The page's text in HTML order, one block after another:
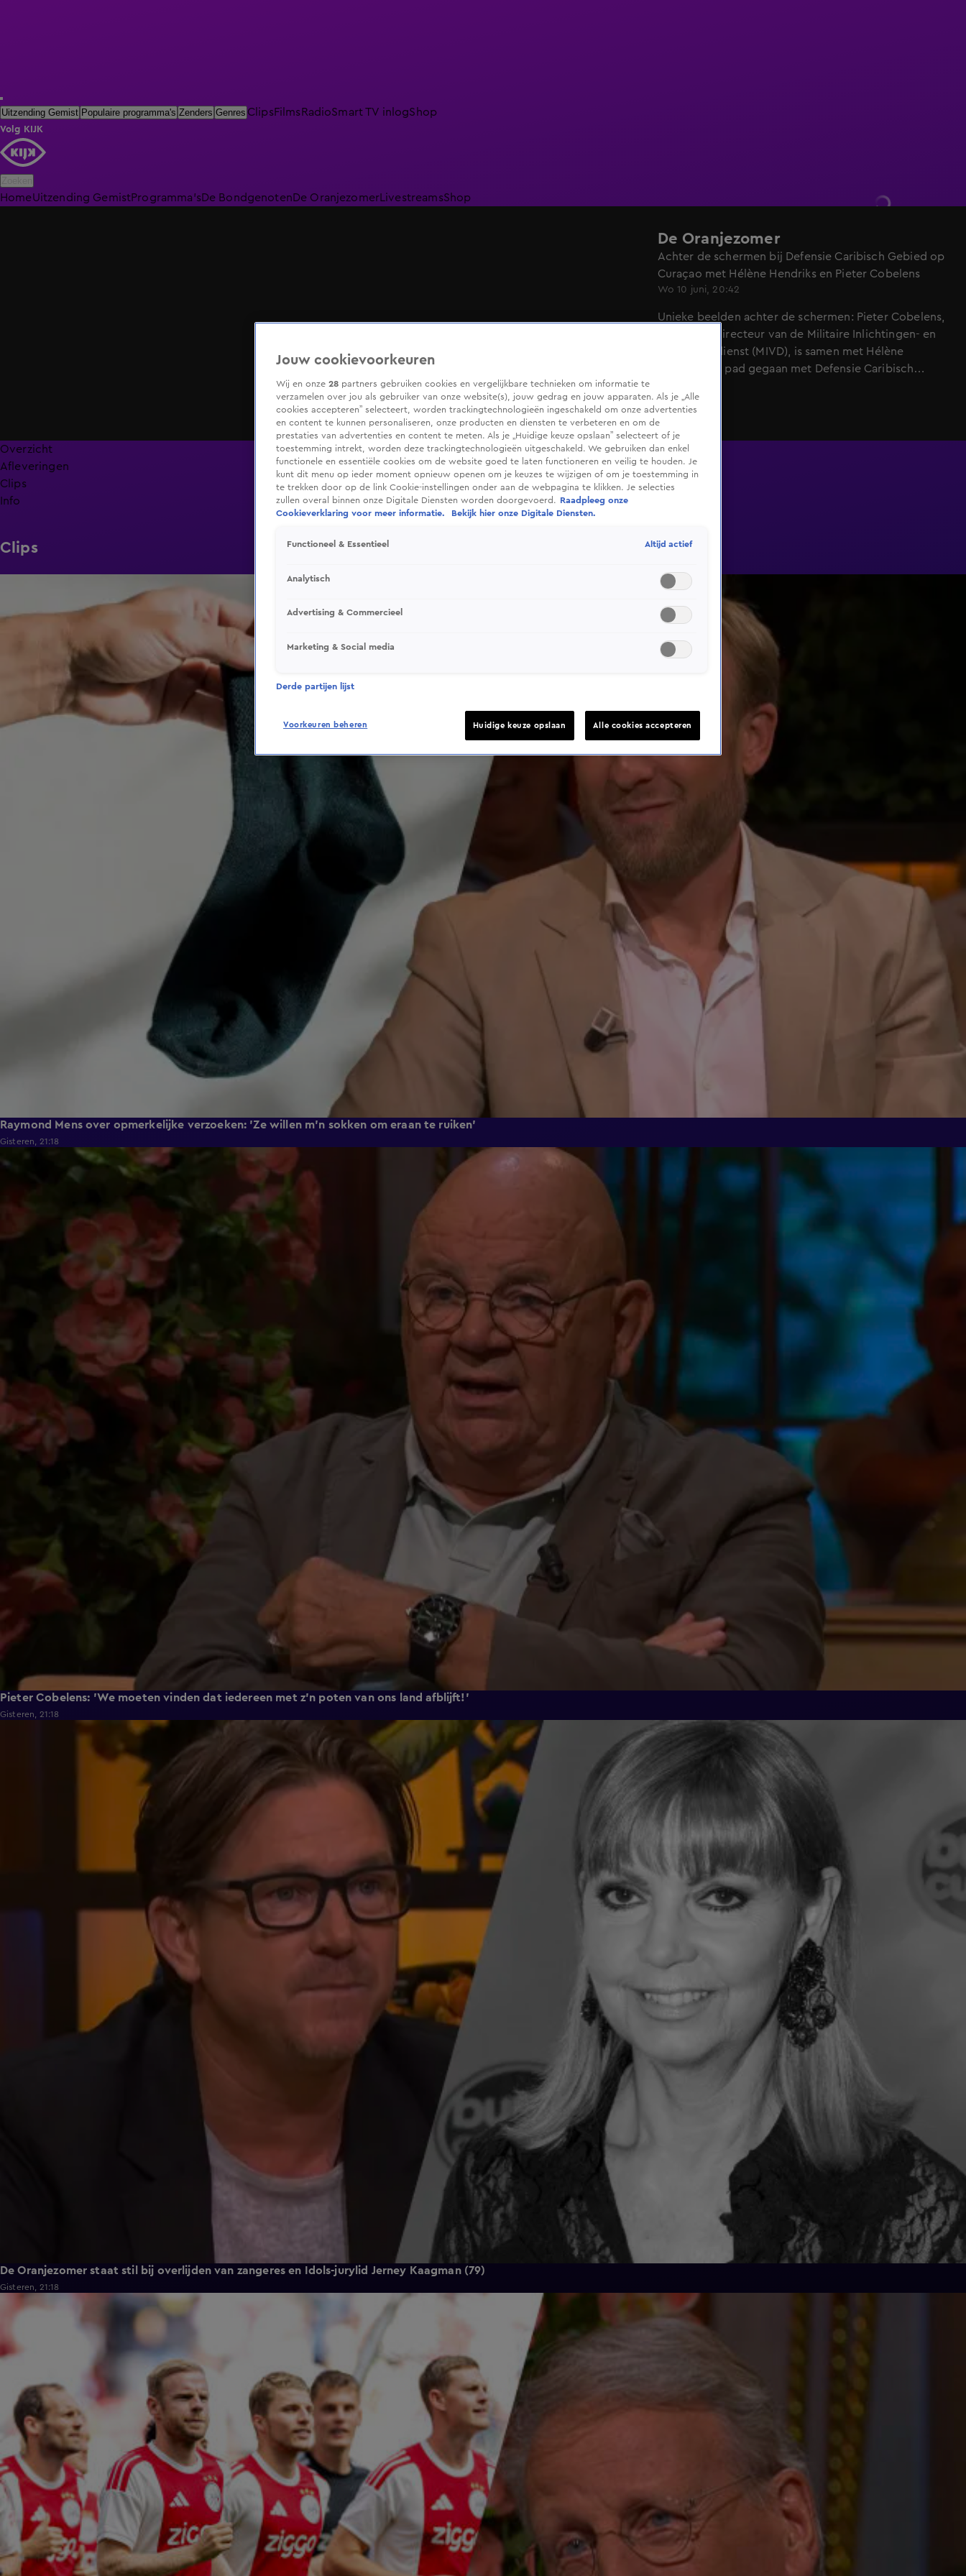
Uitzending Gemist Populaire programma's Zenders Genres ClipsFilmsRadioSmart TV inlogShop
Volg KIJK
HomeUitzending GemistProgramma'sDe BondgenotenDe Oranjezomer LivestreamsShop
De Oranjezomer
Achter de schermen bij Defensie Caribisch Gebied op
Curaçao met Hélène Hendriks en Pieter Cobelens
Wo 10 juni, 20:42
Unieke beelden achter de schermen: Pieter Cobelens,
voormalig directeur van de Militaire Inlichtingen- en
Veiligheidsdienst (MIVD), is samen met Hélène
Hendriks op pad gegaan met Defensie Caribisch
Overzicht
Afleveringen
Clips
Info
Clips
Raymond Mens over opmerkelijke verzoeken: 'Ze willen m'n sokken om eraan te ruiken'
Gisteren, 21:18
Pieter Cobelens: 'We moeten vinden dat iedereen met z'n poten van ons land afblijft!'
Gisteren, 21:18
De Oranjezomer staat stil bij overlijden van zangeres en Idols-jurylid Jerney Kaagman (79)
Gisteren, 21:18
Jouw cookievoorkeuren
Wij en onze 28 partners gebruiken cookies en vergelijkbare technieken om informatie te
verzamelen over jou als gebruiker van onze website(s), jouw gedrag en jouw apparaten. Als je „Alle
cookies accepteren” selecteert, worden trackingtechnologieën ingeschakeld om onze advertenties
en content te kunnen personaliseren, onze producten en diensten te verbeteren en om de
prestaties van advertenties en content te meten. Als je „Huidige keuze opslaan” selecteert of je
toestemming intrekt, worden deze trackingtechnologieën uitgeschakeld. We gebruiken dan enkel
functionele en essentiële cookies om de website goed te laten functioneren en veilig te houden. Je
kunt dit menu op ieder moment opnieuw openen om je keuzes te wijzigen of om je toestemming in
te trekken door op de link Cookie-instellingen onder aan de webpagina te klikken. Je selecties
zullen overal binnen onze Digitale Diensten worden doorgevoerd.
Raadpleeg onze
Cookieverklaring voor meer informatie.
Bekijk hier onze Digitale Diensten.
Functioneel & Essentieel Altijd actief
Analytisch
Advertising & Commercieel
Marketing & Social media
Derde partijen lijst
Voorkeuren beheren Huidige keuze opslaan Alle cookies accepteren